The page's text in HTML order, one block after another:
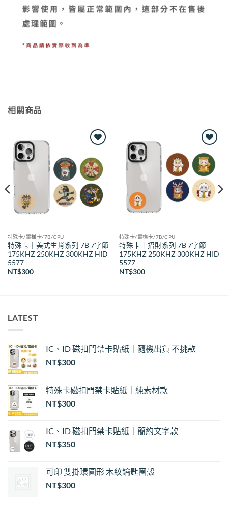
相關商品
wishlist
特殊卡/電梯卡/7B/CPU
特殊卡｜美式生肖系列 7B 7字節
175KHZ 250KHZ 300KHZ HID
5577
NT$300
Add to
wishlist
特殊卡/電梯卡/7B/CPU
特殊卡｜招財系列 7B 7字節
175KHZ 250KHZ 300KHZ HID
5577
NT$300
LATEST
IC、ID 磁扣門禁卡貼紙｜隨機出貨 不挑款
NT$300
特殊卡磁扣門禁卡貼紙｜純素材款
NT$300
IC、ID 磁扣門禁卡貼紙｜簡約文字款
NT$350
可印 雙掛環圓形 木紋鑰匙圈殼
NT$300